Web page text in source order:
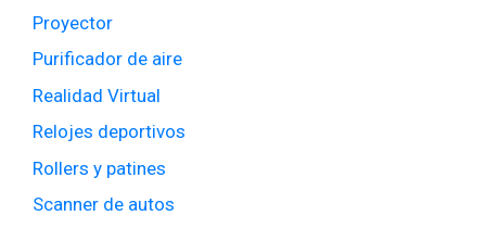
Proyector
Purificador de aire
Realidad Virtual
Relojes deportivos
Rollers y patines
Scanner de autos